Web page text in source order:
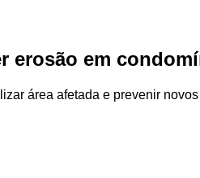
erosão em
área afetada e prevenir